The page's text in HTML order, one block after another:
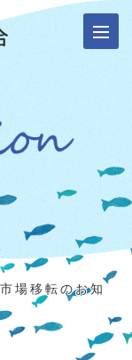
移転のお知